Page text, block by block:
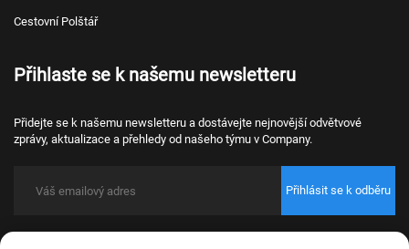
Cestovní Polštář
Přihlaste se k našemu newsletteru
Přidejte se k našemu newsletteru a dostávejte nejnovější odvětvové
zprávy, aktualizace a přehledy od našeho týmu v Company.
Přihlásit se k odběru